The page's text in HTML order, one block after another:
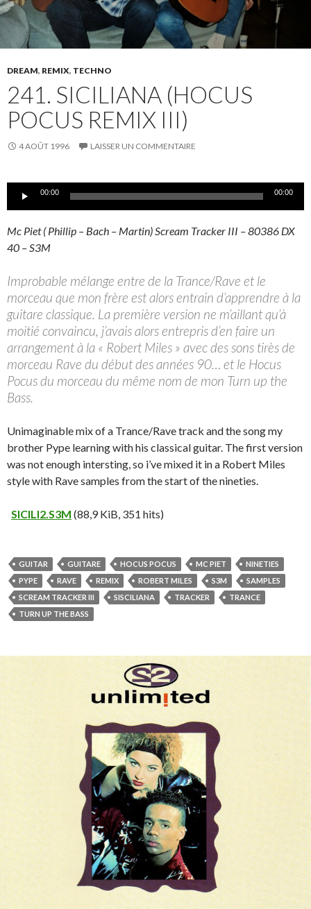
DREAM, REMIX, TECHNO
241. SICILIANA (HOCUS
POCUS REMIX III)
4 AOÛT 1996 LAISSER UN COMMENTAIRE
Lecteur00:00 00:00
Mc Piet ( Phillip – Bach – Martin) Scream Tracker III – 80386 DX
40 – S3M
Improbable mélange entre de la Trance/Rave et le
morceau que mon frère est alors entrain d’apprendre à la
guitare classique. La première version ne m’aillant qu’à
moitié convaincu, j’avais alors entrepris d’en faire un
arrangement à la « Robert Miles » avec des sons tirès de
morceau Rave du début des années 90… et le Hocus
Pocus du morceau du même nom de mon Turn up the
Bass.
Unimaginable mix of a Trance/Rave track and the song my
brother Pype learning with his classical guitar. The first version
was not enough intersting, so i’ve mixed it in a Robert Miles
style with Rave samples from the start of the nineties.
SICILI2.S3M (88,9 KiB, 351 hits)
GUITAR GUITARE HOCUS POCUS MC PIET
NINETIES
PYPE
RAVE REMIX ROBERT MILES S3M
SAMPLES
SCREAM TRACKER III
SISCILIANA TRACKER
TRANCE
TURN UP THE BASS